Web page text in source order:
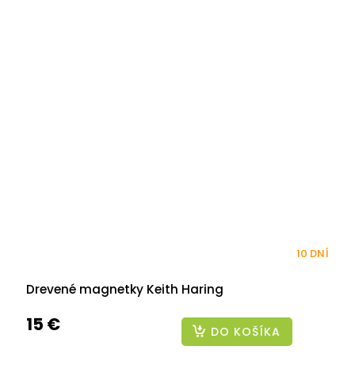
Drevené magnetky Keith Haring
10 DNÍ
15 € DO KOŠÍKA